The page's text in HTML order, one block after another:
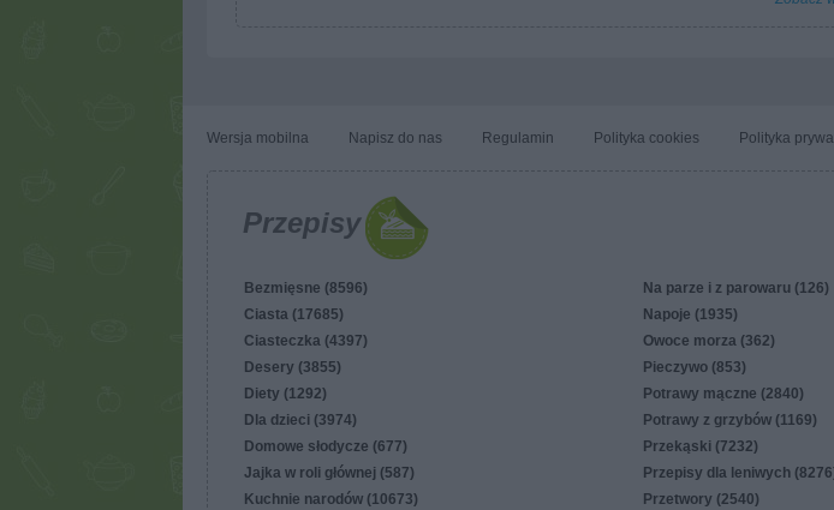
Wersja mobilna Napisz do nas Regulamin Polityka cookies Polityka
Przepisy
Bezmięsne (8596)
Ciasta (17685)
Ciasteczka (4397)
Desery (3855)
Diety (1292)
Dla dzieci (3974)
Domowe słodycze (677)
Jajka w roli głównej (587)
Kuchnie narodów (10673)
Na parze i z parowaru (126)
Napoje (1935)
Owoce morza (362)
Pieczywo (853)
Potrawy mączne (2840)
Potrawy z grzybów (1169)
Przekąski (7232)
Przepisy dla leniwych
Przetwory (2540)